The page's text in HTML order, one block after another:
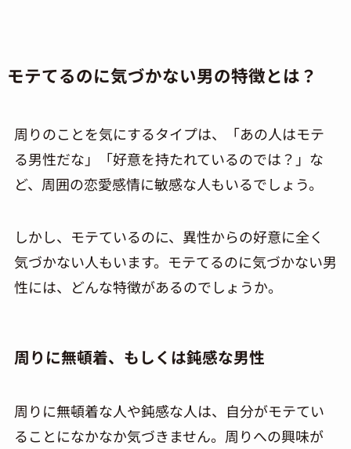
モテてるのに気づかない男の特徴とは？
周りのことを気にするタイプは、「あの人はモテ
る男性だな」「好意を持たれているのでは？」な
ど、周囲の恋愛感情に敏感な人もいるでしょう。
しかし、モテているのに、異性からの好意に全く
気づかない人もいます。モテてるのに気づかない男
性には、どんな特徴があるのでしょうか。
周りに無頓着、もしくは鈍感な男性
周りに無頓着な人や鈍感な人は、自分がモテてい
ることになかなか気づきません。周りへの興味が